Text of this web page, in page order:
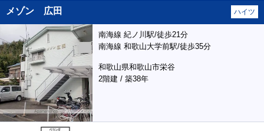
メゾン 広田 ハイツ
南海線 紀ノ川駅/徒歩21分
南海線 和歌山大学前駅/徒歩35分
和歌山県和歌山市栄谷
2階建 / 築38年